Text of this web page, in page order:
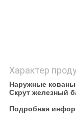
Характер
Наружные
Скрут железный
Подробная